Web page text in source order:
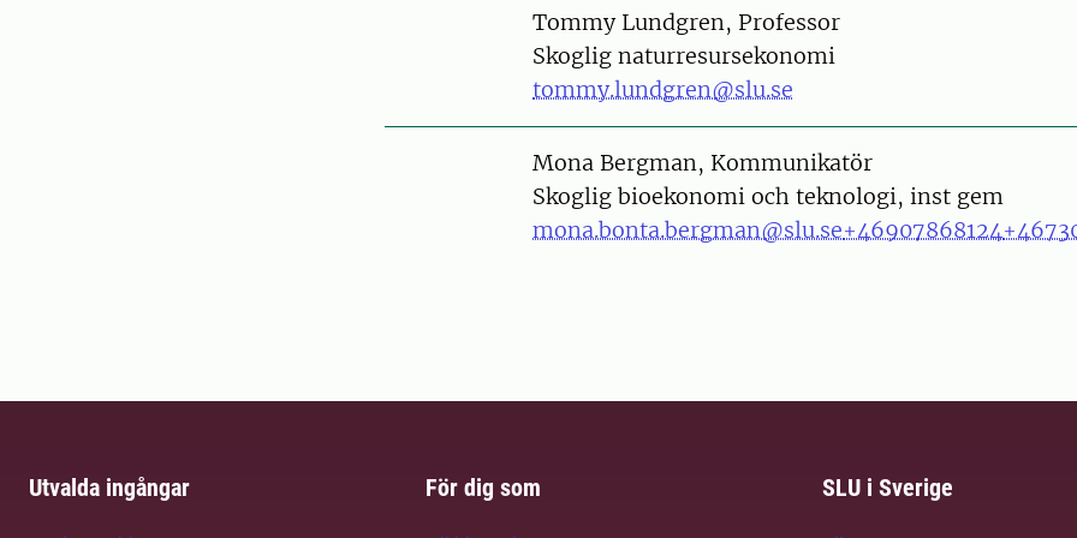
PersonTommy Lundgren, Professor
Skoglig naturresursekonomi
tommy.lundgren@slu.se
PersonMona Bergman, Kommunikatör
Skoglig bioekonomi och teknologi, inst gem
mona.bonta.bergman@slu.se+46907868124
Utvalda ingångar För dig som SLU i Sverige